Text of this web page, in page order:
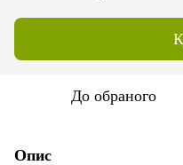
До обраного
Опис